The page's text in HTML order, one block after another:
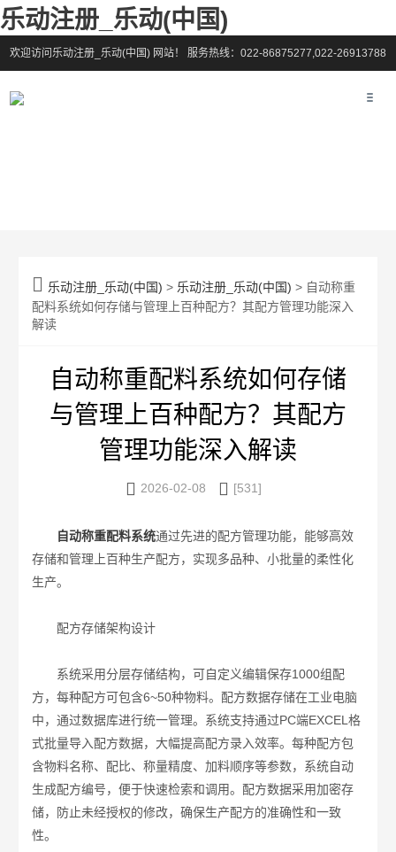
乐动注册_乐动(中国)
欢迎访问乐动注册_乐动(中国) 网站！ 服务热线：022-86875277,022-26913788
 乐动注册_乐动(中国) > 乐动注册_乐动(中国) > 自动称重
配料系统如何存储与管理上百种配方？其配方管理功能深入
解读
自动称重配料系统如何存储
与管理上百种配方？其配方
管理功能深入解读
 2026-02-08  [531]
自动称重配料系统通过先进的配方管理功能，能够高效
存储和管理上百种生产配方，实现多品种、小批量的柔性化
生产。
配方存储架构设计
系统采用分层存储结构，可自定义编辑保存1000组配
方，每种配方可包含6~50种物料。配方数据存储在工业电脑
中，通过数据库进行统一管理。系统支持通过PC端EXCEL格
式批量导入配方数据，大幅提高配方录入效率。每种配方包
含物料名称、配比、称量精度、加料顺序等参数，系统自动
生成配方编号，便于快速检索和调用。配方数据采用加密存
储，防止未经授权的修改，确保生产配方的准确性和一致
性。